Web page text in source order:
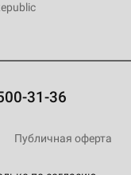
31-36
Публичная оферта